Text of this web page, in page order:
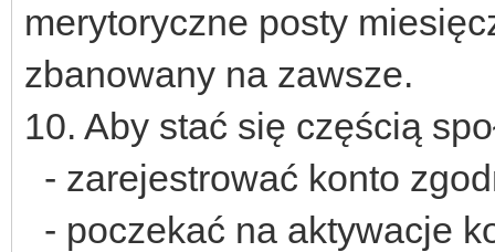
merytoryczne posty
zbanowany na zawsze.
10. Aby stać się częścią
- zarejestrować konto
- poczekać na aktywacje